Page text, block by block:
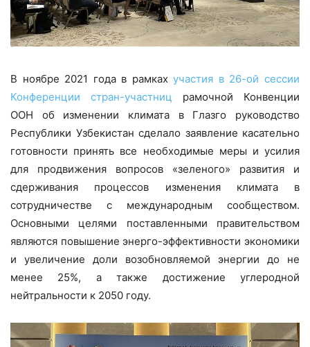
В ноябре 2021 года в рамкахучастия в 26-ой сессии
Конференции стран-участниц
рамочной Конвенции
ООН об изменении климата в Глазго руководство
Республики Узбекистан сделало заявление касательно
готовности принять все необходимые меры и усилия
для продвижения вопросов «зеленого» развития и
сдерживания процессов изменения климата в
сотрудничестве с международным сообществом.
Основными целями поставленными правительством
являются повышение энерго-эффективности экономики
и увеличение доли возобновляемой энергии до не
менее 25%, а также достижение углеродной
нейтральности к 2050 году.